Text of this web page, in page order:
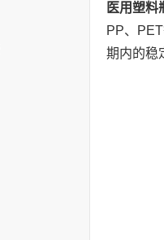
医用塑料
PP、
期内的稳